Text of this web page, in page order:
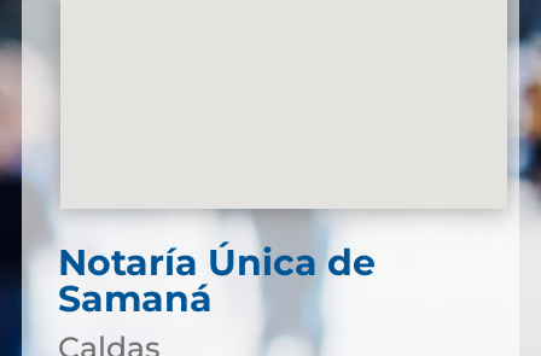
Notaría Única de
Samaná
Caldas